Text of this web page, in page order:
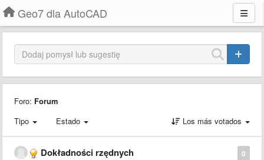
Geo7 dla AutoCAD
Foro: Forum
Tipo
Estado Los más votados
0
Dokładności rzędnych